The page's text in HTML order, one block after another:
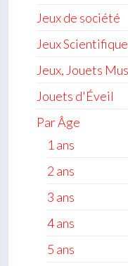
Jeux de société
Jeux
Jeux, Jouets
Jouets d'Éveil
Par Âge
1 ans
2 ans
3 ans
4 ans
5 ans